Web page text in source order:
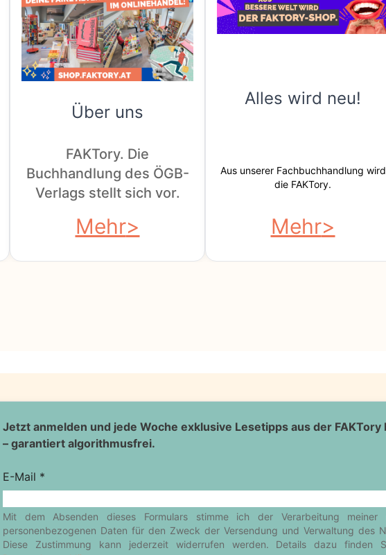
Über uns
FAKTory. Die
Buchhandlung des ÖGB-
Verlags stellt sich vor.
Mehr
Alles wird neu!
Aus unserer Fachbuchhandlung wird
die FAKTory.
Mehr